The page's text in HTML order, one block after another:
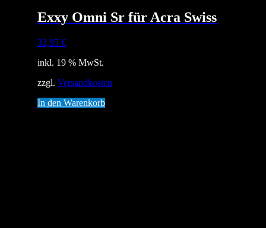
Exxy Omni Sr für Acra Swiss
32,95 €
inkl. 19 % MwSt.
zzgl. Versandkosten
In den Warenkorb